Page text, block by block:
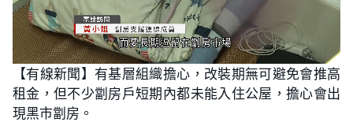
U
n
m
t
e
L
o
a
d
e
d
【有線新聞】有基層組織擔心，改裝期無可避免會推高
租金，但不少劏房戶短期內都未能入住公屋，擔心會出
現黑市劏房。